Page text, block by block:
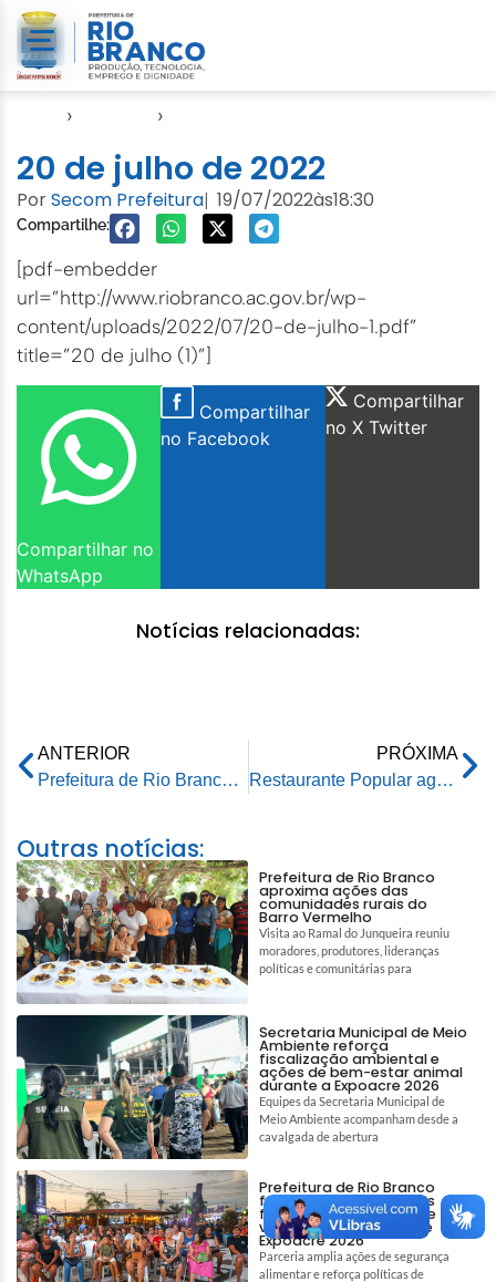
› ›
20 de julho de 2022
PorSecom Prefeitura| 19/07/2022às18:30
Compartilhe:
[pdf-embedder
url=”http://www.riobranco.ac.gov.br/wp-
content/uploads/2022/07/20-de-julho-1.pdf”
title=”20 de julho (1)”]
Compartilhar no
WhatsApp
Compartilhar
no Facebook
Compartilhar
no X Twitter
Notícias relacionadas:
ANTERIOR
Prefeitura de Rio Branco inaugura Hospital Oftalmológico Popular
PRÓXIMA
Restaurante Popular agrada muito ao público em seu primeiro dia de funcionamento
Outras notícias:
Prefeitura de Rio Branco
aproxima ações das
comunidades rurais do
Barro Vermelho
Visita ao Ramal do Junqueira reuniu
moradores, produtores, lideranças
políticas e comunitárias para
Secretaria Municipal de Meio
Ambiente reforça
fiscalização ambiental e
ações de bem-estar animal
durante a Expoacre 2026
Equipes da Secretaria Municipal de
Meio Ambiente acompanham desde a
cavalgada de abertura
Prefeitura de Rio Branco
fortalece assistência às
famílias em situação de
vulnerabilidade durante
Expoacre 2026
Parceria amplia ações de segurança
alimentar e reforça políticas de